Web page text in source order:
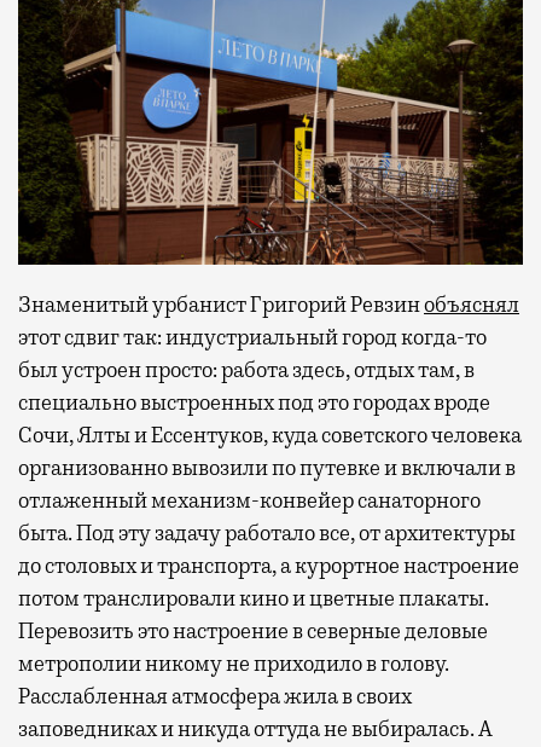
Знаменитый урбанист Григорий Ревзинобъяснял
этот сдвиг так: индустриальный город когда-то
был устроен просто: работа здесь, отдых там, в
специально выстроенных под это городах вроде
Сочи, Ялты и Ессентуков, куда советского человека
организованно вывозили по путевке и включали в
отлаженный механизм-конвейер санаторного
быта. Под эту задачу работало все, от архитектуры
до столовых и транспорта, а курортное настроение
потом транслировали кино и цветные плакаты.
Перевозить это настроение в северные деловые
метрополии никому не приходило в голову.
Расслабленная атмосфера жила в своих
заповедниках и никуда оттуда не выбиралась. А